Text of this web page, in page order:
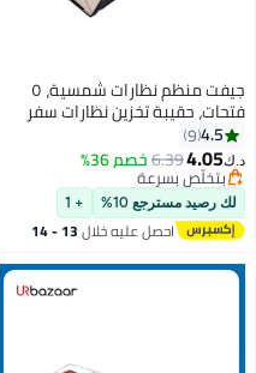
جيفت منظم نظارات شمسية، ٥
فتحات، حقيبة تخزين نظارات سفر
قابلة للطي، حامل نظارات معلق.
4.5
9
د.ك‏4.05
6.39خصم 36%بتخلّص بسرعة
تم بيع +20 مؤخرًا
بتخلّص بسرعة
لك رصيد مسترجع 10% + 1
احصل عليه خلال 13 - 14